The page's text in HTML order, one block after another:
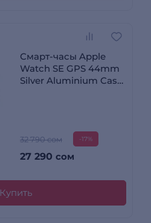
Смарт-часы Apple
Watch SE GPS 44mm
Silver Aluminium Case
32 790 сом -17%
27 290 сом
Купить